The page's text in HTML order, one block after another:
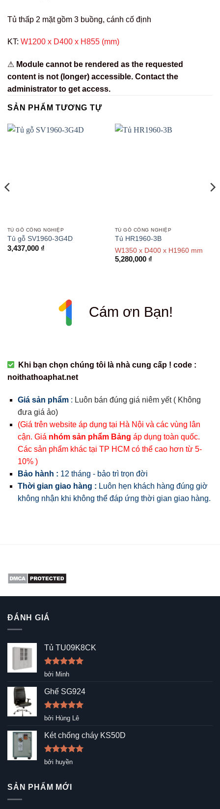
Tủ thấp 2 mặt gồm 3 buồng, cánh cố định
KT: W1200 x D400 x H855 (mm)
⚠ Module cannot be rendered as the requested
content is not (longer) accessible. Contact the
administrator to get access.
SẢN PHẨM TƯƠNG TỰ
TỦ GỖ CÔNG NGHIỆP
Tủ gỗ SV1960-3G4D
3,437,000 ₫
TỦ GỖ CÔNG NGHIỆP
Tủ HR1960-3B
W1350 x D400 x H1960 mm
5,280,000 ₫
Cám ơn Bạn!
Khi bạn chọn chúng tôi là nhà cung cấp ! code :
noithathoaphat.net
Giá sản phẩm: Luôn bán đúng giá niêm yết ( Không
đưa giá ảo)
(Giá trên website áp dụng tại Hà Nội và các vùng lân
cận. Giá nhóm sản phẩm Bảng áp dụng toàn quốc.
Các sản phẩm khác tại TP HCM có thể cao hơn từ 5-
10% )
Bảo hành : 12 tháng - bảo trì trọn đời
Thời gian giao hàng : Luôn hẹn khách hàng đúng giờ
không nhận khi không thể đáp ứng thời gian giao hàng.
ĐÁNH GIÁ
Tủ TU09K8CK
Được xếp
sao
bởi Minh
Ghế SG924
Được xếp
5
sao
bởi Hùng Lê
Két chống cháy KS50D
Được xếp
hạng5
bởi huyền
SẢN PHẨM MỚI